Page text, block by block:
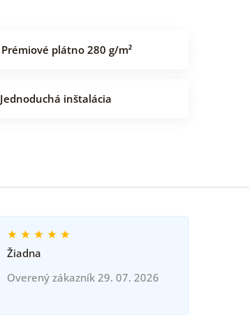
Prémiové plátno 280 g/m²
Jednoduchá inštalácia
Žiadna
Overený zákazník 29. 07. 2026